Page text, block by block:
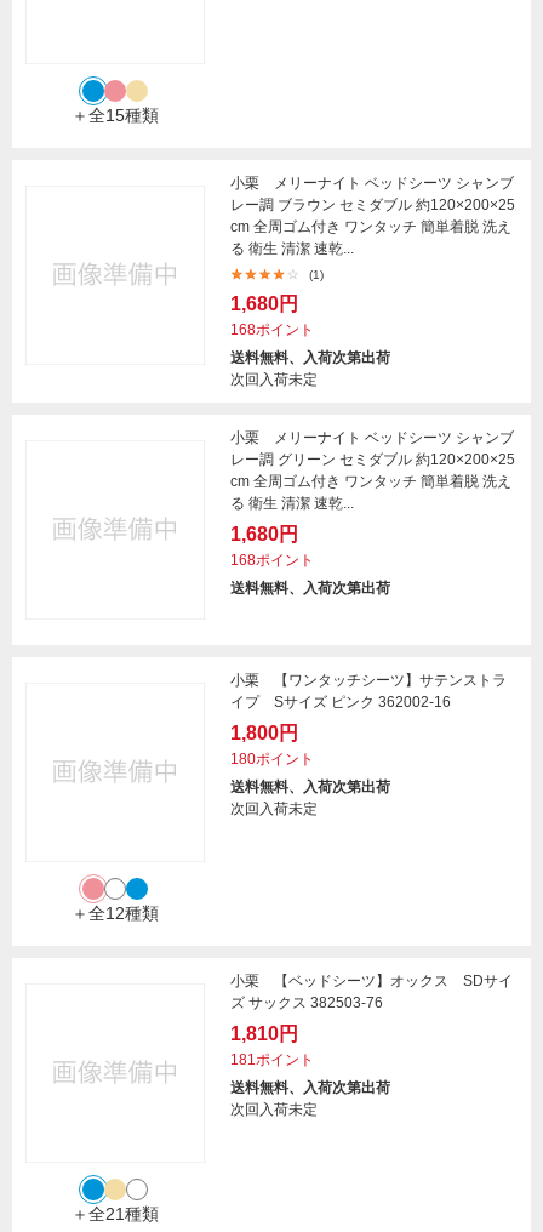
＋全15種類
小栗 メリーナイト ベッドシーツ シャンブ
レー調 ブラウン セミダブル 約120×200×25
cm 全周ゴム付き ワンタッチ 簡単着脱 洗え
る 衛生 清潔 速乾...
(1)
1,680円
168ポイント
送料無料、入荷次第出荷
次回入荷未定
小栗 メリーナイト ベッドシーツ シャンブ
レー調 グリーン セミダブル 約120×200×25
cm 全周ゴム付き ワンタッチ 簡単着脱 洗え
る 衛生 清潔 速乾...
1,680円
168ポイント
送料無料、入荷次第出荷
＋全12種類
小栗 【ワンタッチシーツ】サテンストラ
イプ Sサイズ ピンク 362002-16
1,800円
180ポイント
送料無料、入荷次第出荷
次回入荷未定
＋全21種類
小栗 【ベッドシーツ】オックス SDサイ
ズ サックス 382503-76
1,810円
181ポイント
送料無料、入荷次第出荷
次回入荷未定